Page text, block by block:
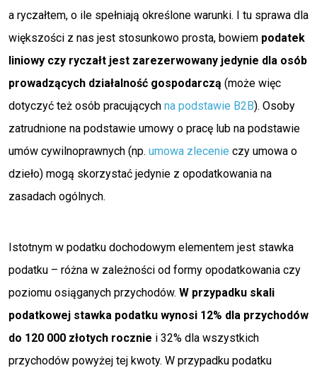
a ryczałtem, o ile spełniają określone warunki. I tu sprawa dla
większości z nas jest stosunkowo prosta, bowiem podatek
liniowy czy ryczałt jest zarezerwowany jedynie dla osób
prowadzących działalność gospodarczą (może więc
dotyczyć też osób pracujących na podstawie B2B). Osoby
zatrudnione na podstawie umowy o pracę lub na podstawie
umów cywilnoprawnych (np. umowa zlecenie czy umowa o
dzieło) mogą skorzystać jedynie z opodatkowania na
zasadach ogólnych.
Istotnym w podatku dochodowym elementem jest stawka
podatku – różna w zależności od formy opodatkowania czy
poziomu osiąganych przychodów. W przypadku skali
podatkowej stawka podatku wynosi 12% dla przychodów
do 120 000 złotych rocznie i 32% dla wszystkich
przychodów powyżej tej kwoty. W przypadku podatku